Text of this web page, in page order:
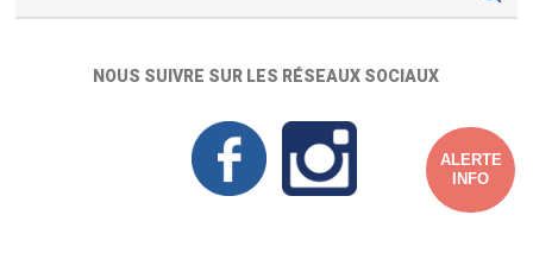
NOUS SUIVRE SUR LES RÉSEAUX SOCIAUX
ALERTE
INFO